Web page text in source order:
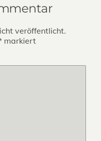
veröffentlicht.
markiert